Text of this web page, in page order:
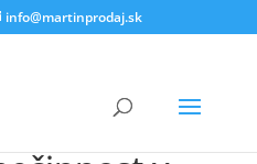
info@martinprodaj.sk